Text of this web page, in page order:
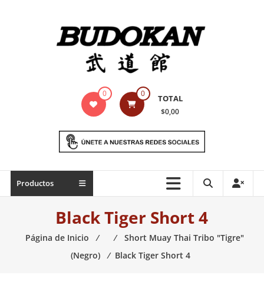
Indumentaria
marciales
Todo
necesario
0 0 TOTAL
$0,00
Productos
Black Tiger Short 4
Página de Inicio ⁄ ⁄
Short Muay Thai Tribo "Tigre"
(Negro)
⁄ Black Tiger Short 4